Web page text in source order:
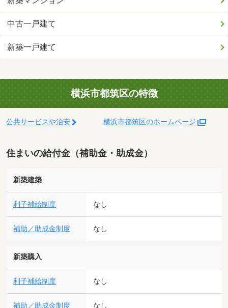
中古一戸建て
新築一戸建て
横浜市都筑区の特徴
公共サービスや治安 横浜市都筑区のホームページ
住まいの給付金（補助金・助成金）
新築建築
利子補給制度 なし
補助／助成金制度 なし
新築購入
利子補給制度 なし
補助／助成金制度 なし